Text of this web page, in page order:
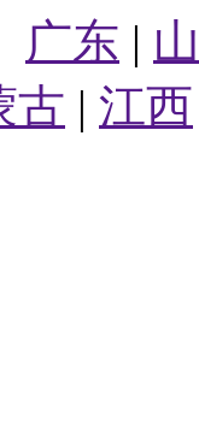
广东 |
古 | 江西